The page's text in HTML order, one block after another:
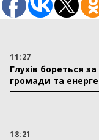
11:27
Глухів бореться
громади та
18:21